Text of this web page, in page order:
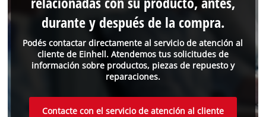
Podés contactar directamente al servicio de atención al
cliente de Einhell. Atendemos tus solicitudes de
información sobre productos, piezas de repuesto y
reparaciones.
durante y después de la compra.
Contacte con el servicio de atención al cliente